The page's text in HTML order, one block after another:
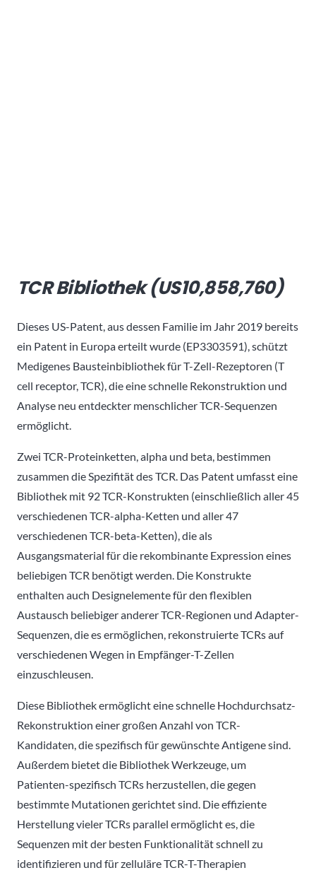
TCR Bibliothek (US10,858,760)
Dieses US-Patent, aus dessen Familie im Jahr 2019 bereits
ein Patent in Europa erteilt wurde (EP3303591), schützt
Medigenes Bausteinbibliothek für T-Zell-Rezeptoren (T
cell receptor, TCR), die eine schnelle Rekonstruktion und
Analyse neu entdeckter menschlicher TCR-Sequenzen
ermöglicht.
Zwei TCR-Proteinketten, alpha und beta, bestimmen
zusammen die Spezifität des TCR. Das Patent umfasst eine
Bibliothek mit 92 TCR-Konstrukten (einschließlich aller 45
verschiedenen TCR-alpha-Ketten und aller 47
verschiedenen TCR-beta-Ketten), die als
Ausgangsmaterial für die rekombinante Expression eines
beliebigen TCR benötigt werden. Die Konstrukte
enthalten auch Designelemente für den flexiblen
Austausch beliebiger anderer TCR-Regionen und Adapter-
Sequenzen, die es ermöglichen, rekonstruierte TCRs auf
verschiedenen Wegen in Empfänger-T-Zellen
einzuschleusen.
Diese Bibliothek ermöglicht eine schnelle Hochdurchsatz-
Rekonstruktion einer großen Anzahl von TCR-
Kandidaten, die spezifisch für gewünschte Antigene sind.
Außerdem bietet die Bibliothek Werkzeuge, um
Patienten-spezifisch TCRs herzustellen, die gegen
bestimmte Mutationen gerichtet sind. Die effiziente
Herstellung vieler TCRs parallel ermöglicht es, die
Sequenzen mit der besten Funktionalität schnell zu
identifizieren und für zelluläre TCR-T-Therapien